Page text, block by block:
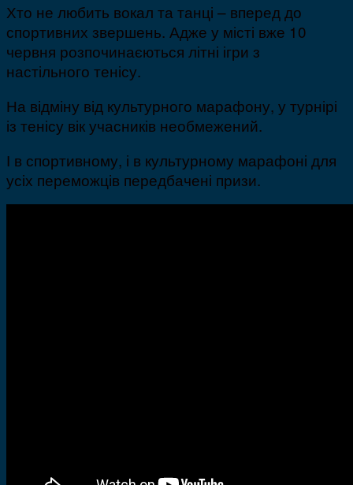
Хто не любить вокал та танці – вперед до
спортивних звершень. Адже у місті вже 10
червня розпочинаєються літні ігри з
настільного тенісу.
На відміну від культурного марафону, у турнірі
із тенісу вік учасників необмежений.
І в спортивному, і в культурному марафоні для
усіх переможців передбачені призи.